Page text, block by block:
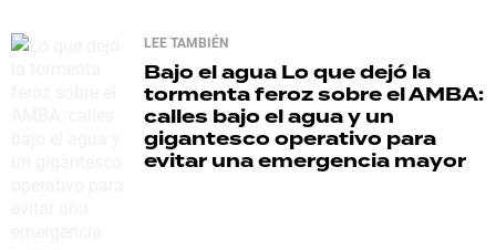
LEE TAMBIÉN
Bajo el agua Lo que dejó la
tormenta feroz sobre el AMBA:
calles bajo el agua y un
gigantesco operativo para
evitar una emergencia mayor